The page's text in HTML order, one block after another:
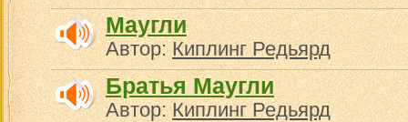
Маугли
Автор:Киплинг Редьярд
Братья Маугли
Автор:Киплинг Редьярд